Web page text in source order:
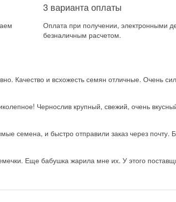
3 варианта оплаты
Оплата при получении, электронными
безналичным расчетом.
Качество и всхожесть семян отличные. Очень
Чернослив крупный, свежий, очень
семена, и быстро отправили заказ через почту.
Еще бабушка жарила мне их. У этого